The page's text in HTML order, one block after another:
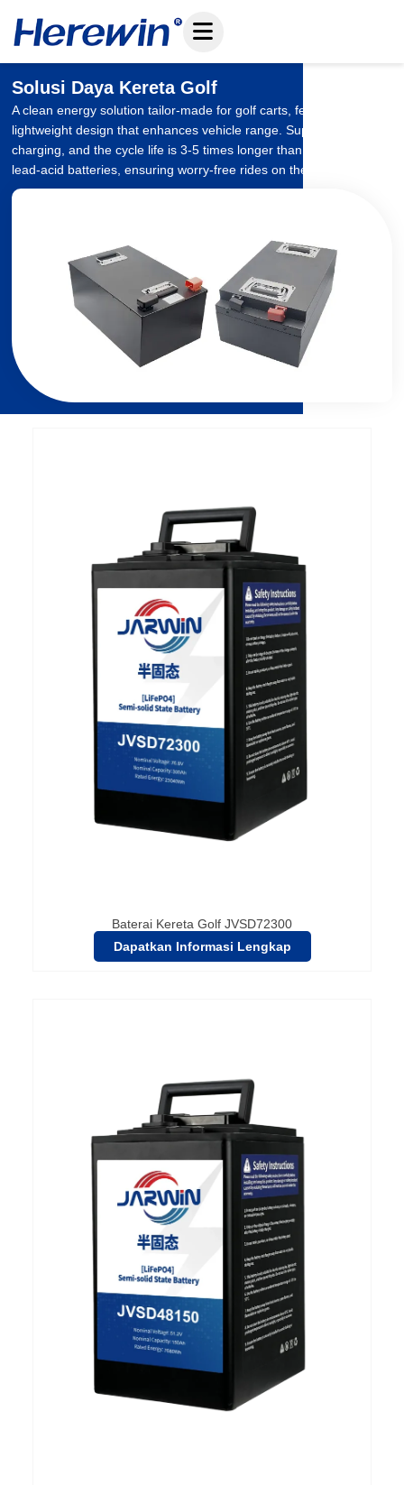
konten
Solusi Daya Kereta Golf
A clean energy solution tailor-made for golf carts, featuring a
lightweight design that enhances vehicle range. Supports fast
charging, and the cycle life is 3-5 times longer than traditional
lead-acid batteries, ensuring worry-free rides on the course.
Baterai Kereta Golf JVSD72300
Dapatkan Informasi Lengkap